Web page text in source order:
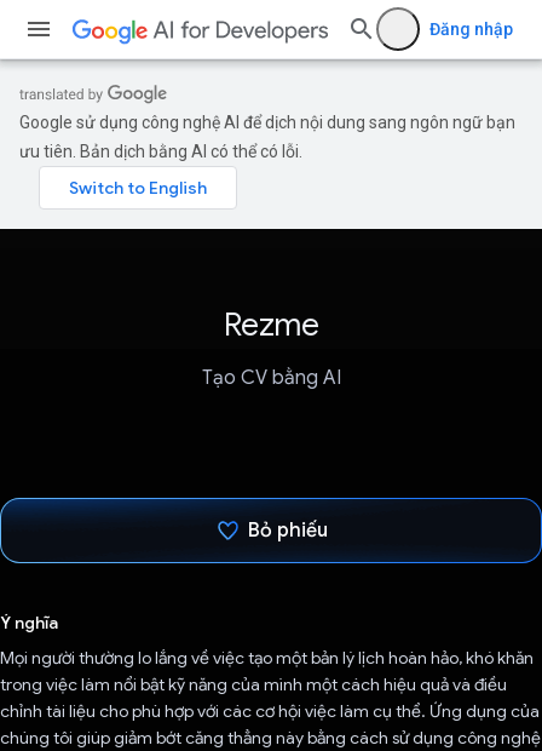
Đăng nhập
Google sử dụng công nghệ AI để dịch nội dung sang ngôn ngữ bạn
ưu tiên. Bản dịch bằng AI có thể có lỗi.
Rezme
Tạo CV bằng AI
Bỏ phiếu
Ý nghĩa
Mọi người thường lo lắng về việc tạo một bản lý lịch hoàn hảo, khó khăn
trong việc làm nổi bật kỹ năng của mình một cách hiệu quả và điều
chỉnh tài liệu cho phù hợp với các cơ hội việc làm cụ thể. Ứng dụng của
chúng tôi giúp giảm bớt căng thẳng này bằng cách sử dụng công nghệ